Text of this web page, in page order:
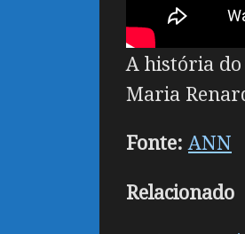
A história
Maria
Fonte: ANN
Relacionado